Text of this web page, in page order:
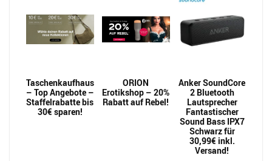
Taschenkaufhaus
– Top Angebote –
Staffelrabatte bis
30€ sparen!
ORION
Erotikshop – 20%
Rabatt auf Rebel!
Anker SoundCore
2 Bluetooth
Lautsprecher
Fantastischer
Sound Bass IPX7
Schwarz für
30,99€ inkl.
Versand!